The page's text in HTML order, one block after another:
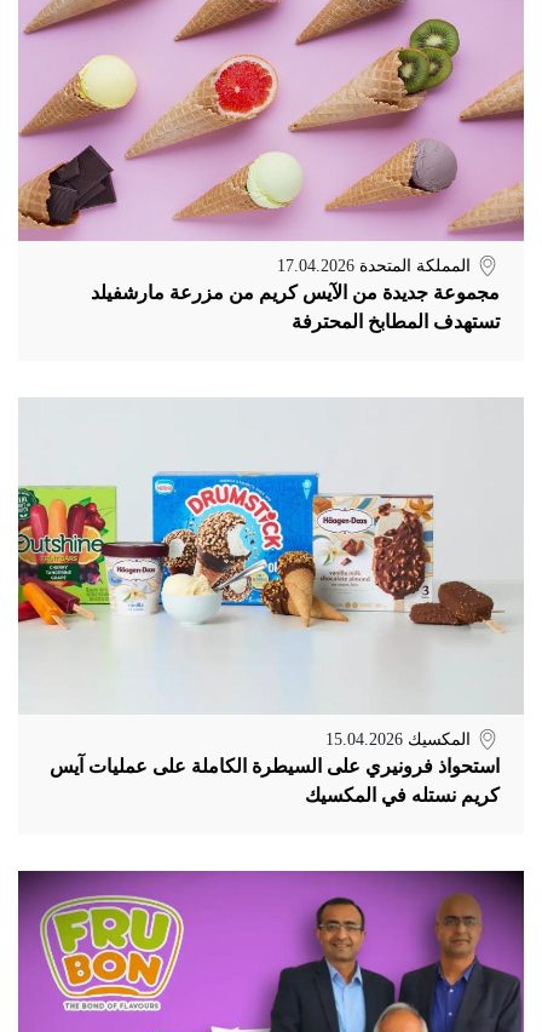
المملكة المتحدة 17.04.2026
مجموعة جديدة من الآيس كريم من مزرعة مارشفيلد
تستهدف المطابخ المحترفة
المكسيك 15.04.2026
استحواذ فرونيري على السيطرة الكاملة على عمليات آيس
كريم نستله في المكسيك